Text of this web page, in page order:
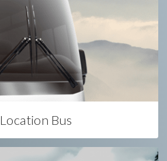
Location Bus